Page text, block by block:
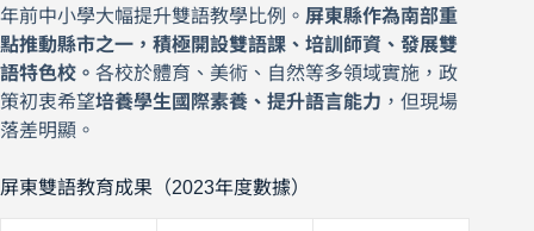
年前中小學大幅提升雙語教學比例。 屏東縣作為南部重
點推動縣市之一，積極開設雙語課、培訓師資、發展雙
語特色校。 各校於體育、美術、自然等多領域實施，政
策初衷希望培養學生國際素養、提升語言能力 ，但現場
落差明顯。
屏東雙語教育成果（2023年度數據）